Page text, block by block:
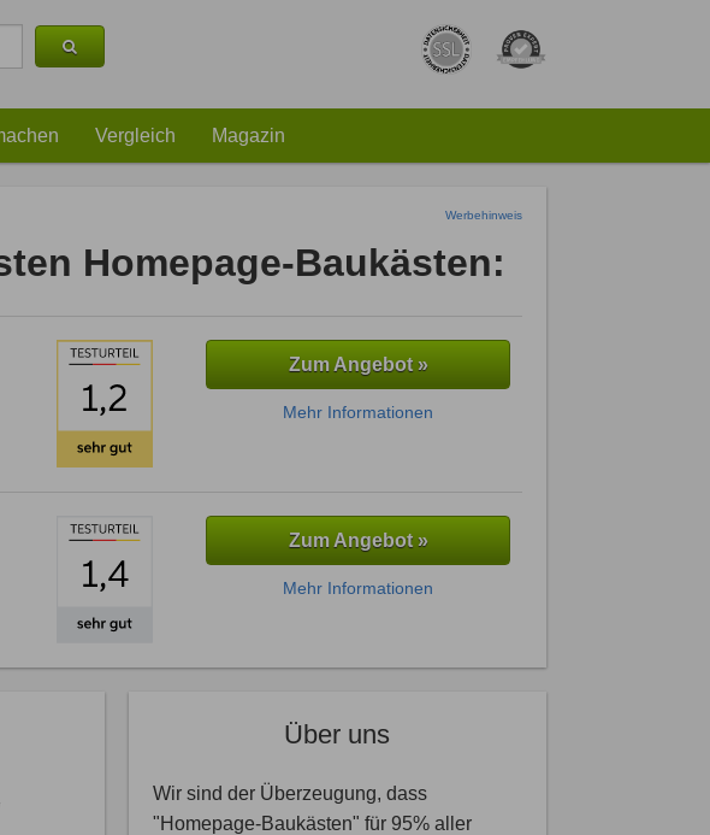
Vergleich Magazin
Werbehinweis
Homepage-Baukästen:
Zum Angebot »
Mehr Informationen
Zum Angebot »
Mehr Informationen
Über uns
Wir sind der Überzeugung, dass
"Homepage-Baukästen" für 95% aller